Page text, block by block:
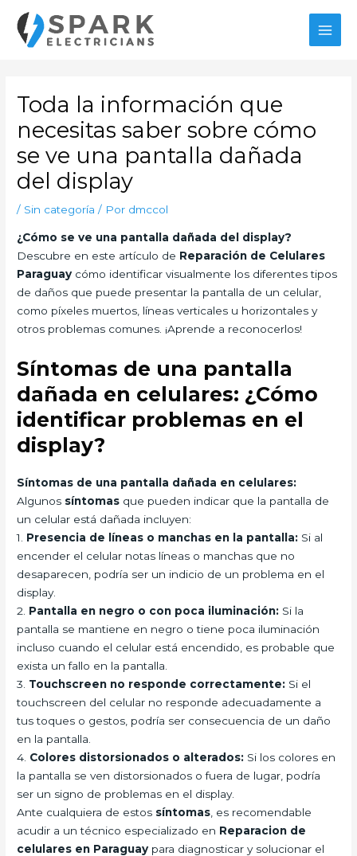
contenido
Toda la información que
necesitas saber sobre cómo
se ve una pantalla dañada
del display
/ Sin categoría / Por dmccol
¿Cómo se ve una pantalla dañada del display?
Descubre en este artículo de Reparación de Celulares
Paraguay cómo identificar visualmente los diferentes tipos
de daños que puede presentar la pantalla de un celular,
como píxeles muertos, líneas verticales u horizontales y
otros problemas comunes. ¡Aprende a reconocerlos!
Síntomas de una pantalla
dañada en celulares: ¿Cómo
identificar problemas en el
display?
Síntomas de una pantalla dañada en celulares:
Algunos síntomas que pueden indicar que la pantalla de
un celular está dañada incluyen:
1. Presencia de líneas o manchas en la pantalla: Si al
encender el celular notas líneas o manchas que no
desaparecen, podría ser un indicio de un problema en el
display.
2. Pantalla en negro o con poca iluminación: Si la
pantalla se mantiene en negro o tiene poca iluminación
incluso cuando el celular está encendido, es probable que
exista un fallo en la pantalla.
3. Touchscreen no responde correctamente: Si el
touchscreen del celular no responde adecuadamente a
tus toques o gestos, podría ser consecuencia de un daño
en la pantalla.
4. Colores distorsionados o alterados: Si los colores en
la pantalla se ven distorsionados o fuera de lugar, podría
ser un signo de problemas en el display.
Ante cualquiera de estos síntomas , es recomendable
acudir a un técnico especializado en Reparacion de
celulares en Paraguay para diagnosticar y solucionar el